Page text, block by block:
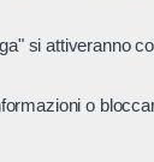
si attiveranno
o